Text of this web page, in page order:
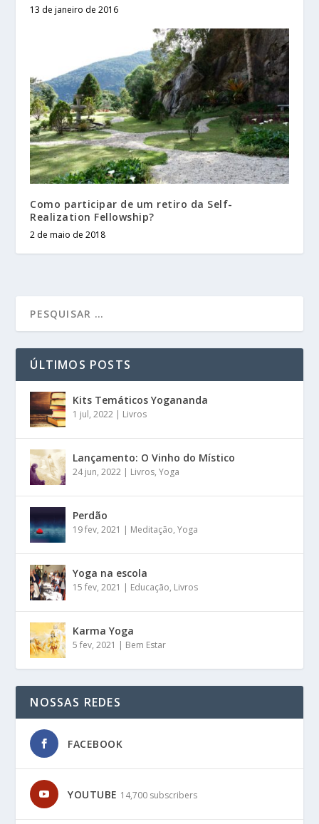
13 de janeiro de 2016
Como participar de um retiro da Self-
Realization Fellowship?
2 de maio de 2018
ÚLTIMOS POSTS
Kits Temáticos Yogananda
1 jul, 2022 | Livros
Lançamento: O Vinho do Místico
24 jun, 2022 | Livros,Yoga
Perdão
19 fev, 2021 | Meditação,Yoga
Yoga na escola
15 fev, 2021 | Educação, Livros
Karma Yoga
5 fev, 2021 | Bem Estar
NOSSAS REDES
FACEBOOK
YOUTUBE 14,700 subscribers